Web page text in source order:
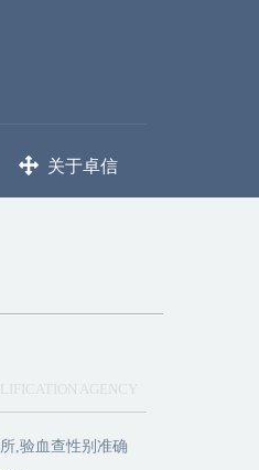
关于卓信
AGENCY
,验血查性别准确